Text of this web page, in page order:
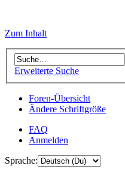
Zum Inhalt
Erweiterte Suche
Foren-Übersicht
Ändere Schriftgröße
FAQ
Anmelden
Sprache: